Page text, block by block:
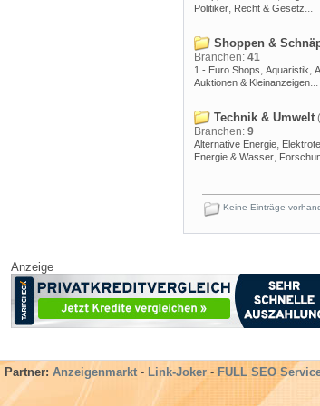
Politiker, Recht & Gesetz...
Shoppen &
Branchen: 41
1.- Euro Shops, Aquaristik,
Auktionen & Kleinanzeigen...
Technik & Umwelt(
Branchen: 9
Alternative Energie,
Energie & Wasser,
Keine Einträge
Anzeige
Partner: Anzeigenmarkt - Link-Joker - FULL SEO